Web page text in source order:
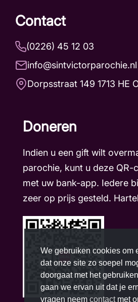
Contact
(0226) 45 12 03
info@sintvictorparochie.nl
Dorpsstraat 149 1713 HE
Doneren
Indien u een gift wilt
parochie, kunt u deze QR-
met uw bank-app. Iedere
zeer op prijs gesteld.
We gebruiken cookies om
dat onze site zo soepel
doorgaat met het
gaan we ervan uit dat je
vragen neem contactmet